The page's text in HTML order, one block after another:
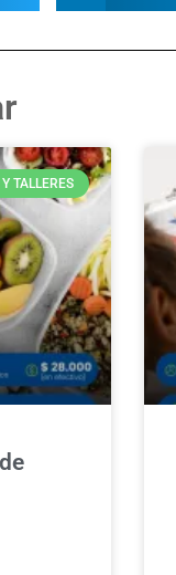
TALLERES